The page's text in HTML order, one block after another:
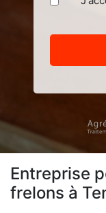
Entreprise
frelons à